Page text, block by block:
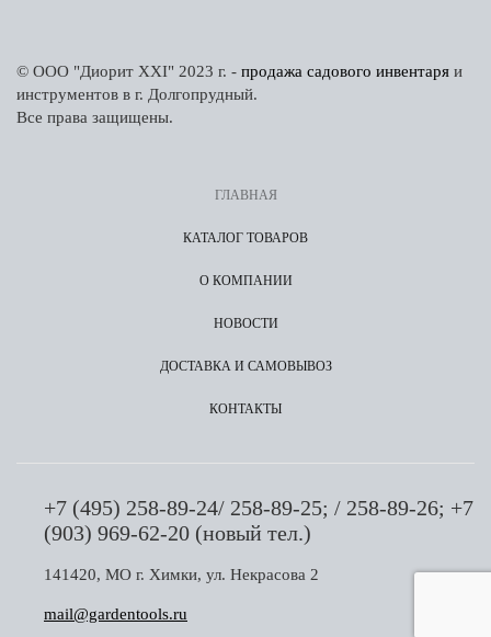
© ООО "Диорит XXI" 2023 г. - продажа садового инвентаря и
инструментов в г. Долгопрудный.
Все права защищены.
ГЛАВНАЯ
КАТАЛОГ ТОВАРОВ
О КОМПАНИИ
НОВОСТИ
ДОСТАВКА И САМОВЫВОЗ
КОНТАКТЫ
+7 (495) 258-89-24/ 258-89-25; / 258-89-26; +7
(903) 969-62-20 (новый тел.)
141420, МО г. Химки, ул. Некрасова 2
mail@gardentools.ru